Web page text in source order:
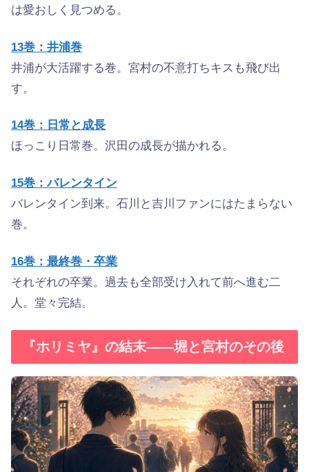
は愛おしく見つめる。
13巻：井浦巻
井浦が大活躍する巻。宮村の不意打ちキスも飛び出
す。
14巻：日常と成長
ほっこり日常巻。沢田の成長が描かれる。
15巻：バレンタイン
バレンタイン到来。石川と吉川ファンにはたまらない
巻。
16巻：最終巻・卒業
それぞれの卒業。過去も全部受け入れて前へ進む二
人。堂々完結。
『ホリミヤ』の結末——堀と宮村のその後